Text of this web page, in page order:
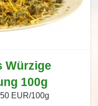
Würzige
100g
EUR/100g